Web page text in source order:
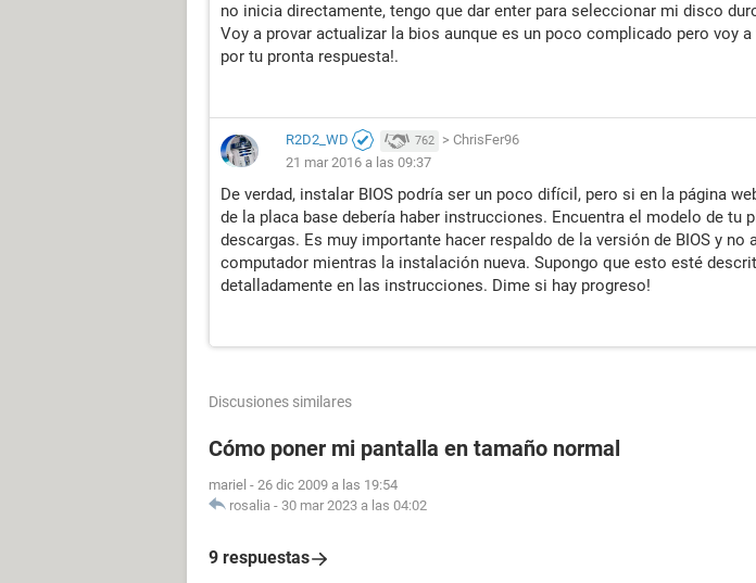
no inicia directamente, tengo que dar enter para seleccionar mi disco
Voy a provar actualizar la bios aunque es un poco complicado pero voy a
por tu pronta respuesta!.
R2D2_WD 762 > ChrisFer96
21 mar 2016 a las 09:37
De verdad, instalar BIOS podría ser un poco difícil, pero si en la página
de la placa base debería haber instrucciones. Encuentra el modelo de tu
descargas. Es muy importante hacer respaldo de la versión de BIOS y no
computador mientras la instalación nueva. Supongo que esto esté
detalladamente en las instrucciones. Dime si hay progreso!
Discusiones similares
Cómo poner mi pantalla en tamaño normal
mariel - 26 dic 2009 a las 19:54
rosalia - 30 mar 2023 a las 04:02
9 respuestas